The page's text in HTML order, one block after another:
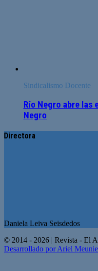
Sindicalismo Docente
Río Negro abre las
Negro
Directora
Daniela Leiva Seisdedos
© 2014 - 2026 | Revista - El
Desarrollado por Ariel